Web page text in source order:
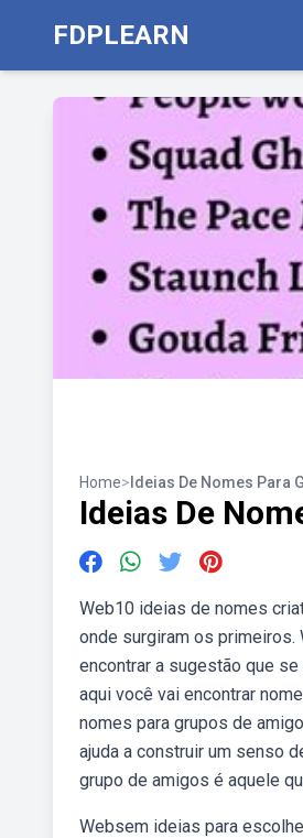
FDPLEARN
Home> Ideias De Nomes Para
Ideias De
Web10 ideias de nomes
onde surgiram os primeiros.
encontrar a sugestão que
aqui você vai encontrar
nomes para grupos de
ajuda a construir um senso
grupo de amigos é aquele
Websem ideias para